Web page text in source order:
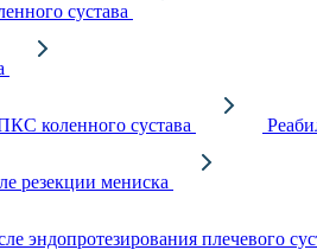
сустава
коленного сустава
резекции мениска
эндопротезирования плечевого